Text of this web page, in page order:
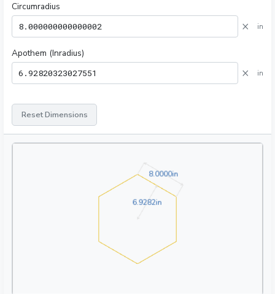
Circumradius
× in
Apothem (Inradius)
× in
Reset Dimensions
8.0000in8.0000in
6.9282in6.9282in